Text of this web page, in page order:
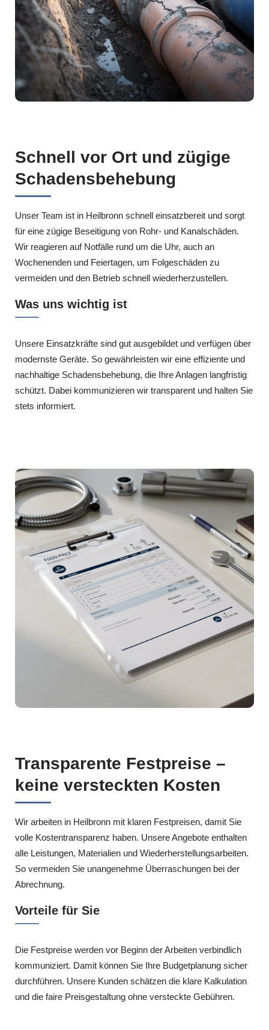
Schnell vor Ort und zügige
Schadensbehebung
Unser Team ist in Heilbronn schnell einsatzbereit und sorgt
für eine zügige Beseitigung von Rohr- und Kanalschäden.
Wir reagieren auf Notfälle rund um die Uhr, auch an
Wochenenden und Feiertagen, um Folgeschäden zu
vermeiden und den Betrieb schnell wiederherzustellen.
Was uns wichtig ist
Unsere Einsatzkräfte sind gut ausgebildet und verfügen über
modernste Geräte. So gewährleisten wir eine effiziente und
nachhaltige Schadensbehebung, die Ihre Anlagen langfristig
schützt. Dabei kommunizieren wir transparent und halten Sie
stets informiert.
Transparente Festpreise –
keine versteckten Kosten
Wir arbeiten in Heilbronn mit klaren Festpreisen, damit Sie
volle Kostentransparenz haben. Unsere Angebote enthalten
alle Leistungen, Materialien und Wiederherstellungsarbeiten.
So vermeiden Sie unangenehme Überraschungen bei der
Abrechnung.
Vorteile für Sie
Die Festpreise werden vor Beginn der Arbeiten verbindlich
kommuniziert. Damit können Sie Ihre Budgetplanung sicher
durchführen. Unsere Kunden schätzen die klare Kalkulation
und die faire Preisgestaltung ohne versteckte Gebühren.